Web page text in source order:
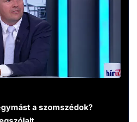
a szomszédok?